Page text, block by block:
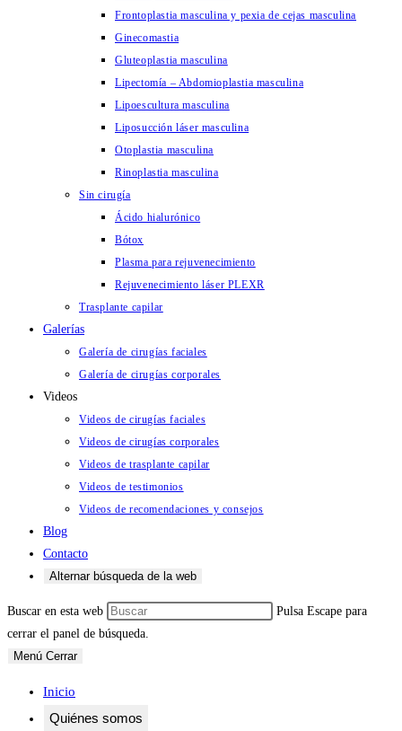
Frontoplastia masculina y pexia de cejas masculina
Ginecomastia
Gluteoplastia masculina
Lipectomía – Abdomioplastia masculina
Lipoescultura masculina
Liposucción láser masculina
Otoplastia masculina
Rinoplastia masculina
Sin cirugía
Ácido hialurónico
Bótox
Plasma para rejuvenecimiento
Rejuvenecimiento láser PLEXR
Trasplante capilar
Galerías
Galería de cirugías faciales
Galería de cirugías corporales
Videos
Videos de cirugías faciales
Videos de cirugías corporales
Videos de trasplante capilar
Videos de testimonios
Videos de recomendaciones y consejos
Blog
Contacto
Alternar búsqueda de la web
Buscar en esta web
Pulsa Escape para
cerrar el panel de búsqueda.
Menú Cerrar
Inicio
Quiénes somos